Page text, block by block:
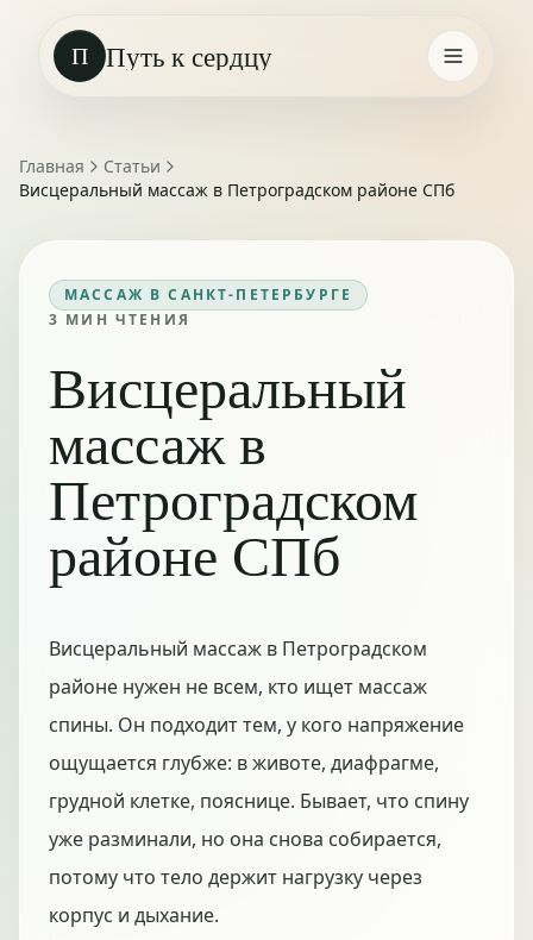
П Путь к сердцу
Главная
Статьи
Висцеральный массаж в Петроградском районе СПб
МАССАЖ В САНКТ-ПЕТЕРБУРГЕ
3 МИН ЧТЕНИЯ
Висцеральный
массаж в
Петроградском
районе СПб
Висцеральный массаж в Петроградском
районе нужен не всем, кто ищет массаж
спины. Он подходит тем, у кого напряжение
ощущается глубже: в животе, диафрагме,
грудной клетке, пояснице. Бывает, что спину
уже разминали, но она снова собирается,
потому что тело держит нагрузку через
корпус и дыхание.